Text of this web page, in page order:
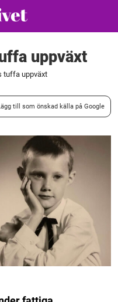
uppväxt
tuffa uppväxt
till som önskad källa på Google